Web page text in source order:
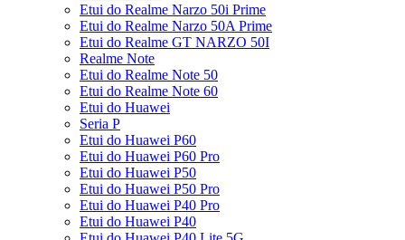
Etui do Realme Narzo 50i Prime
Etui do Realme Narzo 50A Prime
Etui do Realme GT NARZO 50I
Realme Note
Etui do Realme Note 50
Etui do Realme Note 60
Etui do Huawei
Seria P
Etui do Huawei P60
Etui do Huawei P60 Pro
Etui do Huawei P50
Etui do Huawei P50 Pro
Etui do Huawei P40 Pro
Etui do Huawei P40